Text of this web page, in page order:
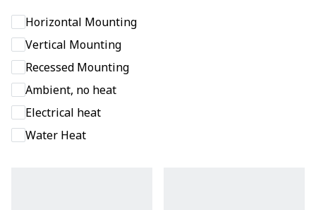
Horizontal Mounting
Vertical Mounting
Recessed Mounting
Ambient, no heat
Electrical heat
Water Heat